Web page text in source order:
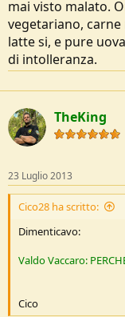
mai visto malato.
vegetariano,
latte si, e pure
di intolleranza.
TheKing
23 Luglio 2013
Cico28 ha scritto:
Dimenticavo:
Valdo Vaccaro:
Cico